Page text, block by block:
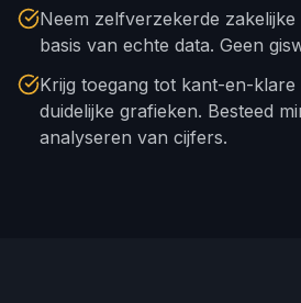
Neem zelfverzekerde zakelijke
basis van echte data. Geen
Krijg toegang tot kant-en-
duidelijke grafieken. Besteed
analyseren van cijfers.